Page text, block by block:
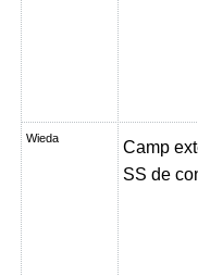
Wieda
Camp
SS de